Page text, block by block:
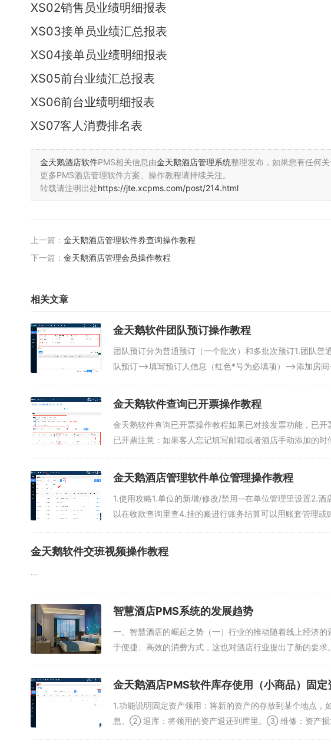
XS02销售员业绩明细报表
XS03接单员业绩汇总报表
XS04接单员业绩明细报表
XS05前台业绩汇总报表
XS06前台业绩明细报表
XS07客人消费排名表
金天鹅酒店软件PMS相关信息由金天鹅酒店管理系统整理发布， 如果您有任何
更多PMS酒店管理软件方案、操作教程请持续关注。
转载请注明出处https://jte.xcpms.com/post/214.html
上一篇： 金天鹅酒店管理软件券查询操作教程
下一篇： 金天鹅酒店管理会员操作教程
相关文章
金天鹅软件团队预订操作教程
团队预订分为普通预订（一个批次）和多批次预订1.团队
队预订—>填写预订人信息（红色*号为必填项）—>添加房
金天鹅软件查询已开票操作教程
金天鹅软件查询已开票操作教程如果已对接发票功能，已
已开票注意：如果客人忘记填写邮箱或者酒店手动添加的
金天鹅酒店管理软件单位管理操作教程
1.使用攻略1.单位的新增/修改/禁用--在单位管理里设置2.
以在收款查询里查4.挂的账进行账务结算可以用账套管理
金天鹅软件交班视频操作教程
...
智慧酒店PMS系统的发展趋势
一、智慧酒店的崛起之势（一）行业的推动随着线上经济
于便捷、高效的消费方式，这也对酒店行业提出了新的要
金天鹅酒店PMS软件库存使用（小商品）固
1.功能说明固定资产领用：将新的资产的存放到某个地点
息。② 退库：将领用的资产退还到库里。③ 维修：资产损